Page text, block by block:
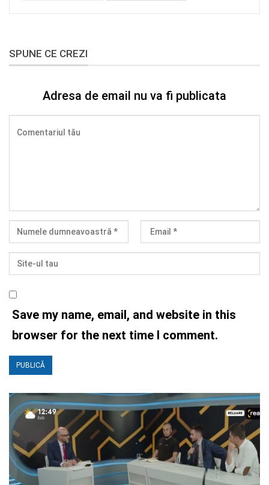
SPUNE CE CREZI
Adresa de email nu va fi publicata
Save my name, email, and website in this
browser for the next time I comment.